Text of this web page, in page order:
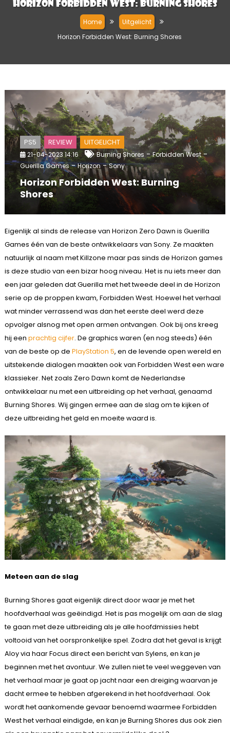
Horizon Forbidden West: Burning Shores
Home
Uitgelicht
Horizon Forbidden West: Burning Shores
PS5 REVIEW UITGELICHT
21-04-2023 14:16 Burning Shores-Forbidden West-
Guerilla Games-Horizon-Sony
Horizon Forbidden West: Burning
Shores
Eigenlijk al sinds de release van Horizon Zero Dawn is Guerilla
Games één van de beste ontwikkelaars van Sony. Ze maakten
natuurlijk al naam met Killzone maar pas sinds de Horizon games
is deze studio van een bizar hoog niveau. Het is nu iets meer dan
een jaar geleden dat Guerilla met het tweede deel in de Horizon
serie op de proppen kwam, Forbidden West. Hoewel het verhaal
wat minder verrassend was dan het eerste deel werd deze
opvolger alsnog met open armen ontvangen. Ook bij ons kreeg
hij een prachtig cijfer. De graphics waren (en nog steeds) één
van de beste op de PlayStation 5, en de levende open wereld en
uitstekende dialogen maakten ook van Forbidden West een ware
klassieker. Net zoals Zero Dawn komt de Nederlandse
ontwikkelaar nu met een uitbreiding op het verhaal, genaamd
Burning Shores. Wij gingen ermee aan de slag om te kijken of
deze uitbreiding het geld en moeite waard is.
Meteen aan de slag
Burning Shores gaat eigenlijk direct door waar je met het
hoofdverhaal was geëindigd. Het is pas mogelijk om aan de slag
te gaan met deze uitbreiding als je alle hoofdmissies hebt
voltooid van het oorspronkelijke spel. Zodra dat het geval is krijgt
Aloy via haar Focus direct een bericht van Sylens, en kan je
beginnen met het avontuur. We zullen niet te veel weggeven van
het verhaal maar je gaat op jacht naar een dreiging waarvan je
dacht ermee te hebben afgerekend in het hoofdverhaal. Ook
wordt het aankomende gevaar benoemd waarmee Forbidden
West het verhaal eindigde, en kan je Burning Shores dus ook zien